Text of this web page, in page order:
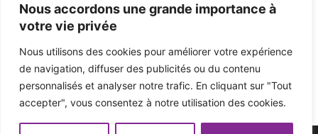
Nous accordons une grande importance à
votre vie privée
Nous utilisons des cookies pour améliorer votre expérience
de navigation, diffuser des publicités ou du contenu
personnalisés et analyser notre trafic. En cliquant sur "Tout
accepter", vous consentez à notre utilisation des cookies.
Afroman poursuit un policier de l'Ohio après la
victoire du jury en diffamation